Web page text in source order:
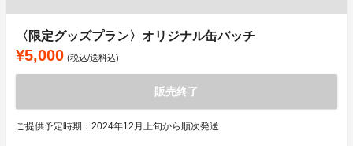
〈限定グッズプラン〉オリジナル缶バッチ
¥5,000 (税込/送料込)
販売終了
ご提供予定時期：2024年12月上旬から順次発送